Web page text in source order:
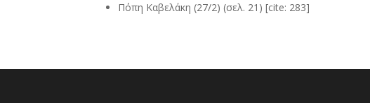
Πόπη Καβελάκη (27/2) (σελ. 21) [cite: 283]